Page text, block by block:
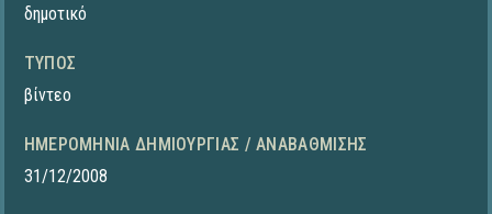
δημοτικό
ΤΎΠΟΣ
βίντεο
ΗΜΕΡΟΜΗΝΊΑ ΔΗΜΙΟΥΡΓΊΑΣ / ΑΝΑΒΆΘΜΙΣΗΣ
31/12/2008